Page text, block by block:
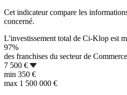
Cet indicateur compare les
concerné.
L'investissement total de Ci-Klop est
97%
des franchises du secteur de
7 500 €
min 350 €
max 1 500 000 €